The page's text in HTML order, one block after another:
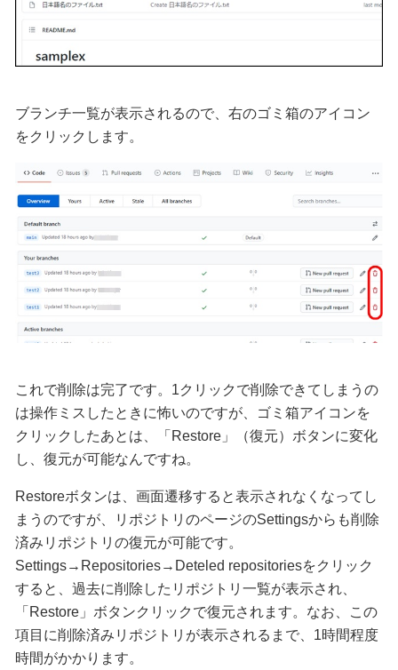
ブランチ一覧が表示されるので、右のゴミ箱のアイコン
をクリックします。
これで削除は完了です。1クリックで削除できてしまうの
は操作ミスしたときに怖いのですが、ゴミ箱アイコンを
クリックしたあとは、「Restore」（復元）ボタンに変化
し、復元が可能なんですね。
Restoreボタンは、画面遷移すると表示されなくなってし
まうのですが、リポジトリのページのSettingsからも削除
済みリポジトリの復元が可能です。
Settings→Repositories→Deteled repositoriesをクリック
すると、過去に削除したリポジトリ一覧が表示され、
「Restore」ボタンクリックで復元されます。なお、この
項目に削除済みリポジトリが表示されるまで、1時間程度
時間がかかります。